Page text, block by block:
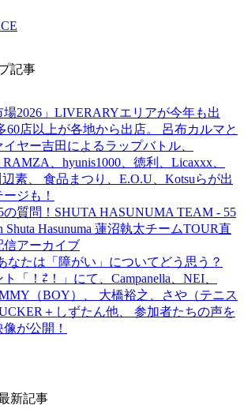
記事
場2026」LIVERARYエリアが今年も出
60店以上が各地から出店。 呂布カルマと
イヤー吉田によるラップバトル、
RAMZA、hyunis1000、徳利、Licaxxx、
素、 食品まつり、E.O.U、Kotsuらが出
ジも！
の質問！SHUTA HASUNUMA TEAM - 55
Shuta Hasunuma 蓮沼執太チームTOUR直
信アーカイブ
なたは「障がい」についてどう思う？
「！⇄！」にて、Campanella、NEI、
（BOY）、 大橋裕之、さや（テニス
＋しずたん他、 参加者たちの声を
が公開！
新記事